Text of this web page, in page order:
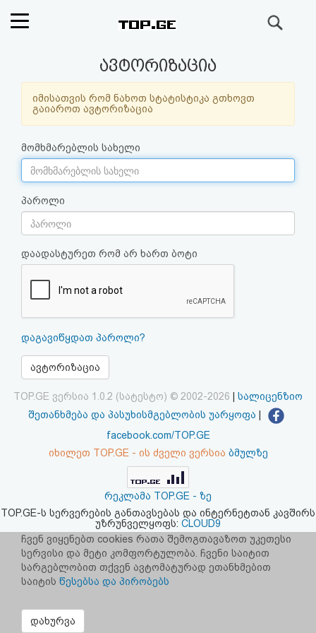
ფოსტა
კითხვა-
პასუხი
ავტორიზაცია
რეგისტრაცია
პაროლის
HTML
კოდი
შეთანხმება
პასუხისმგებლობის
უარყოფა
ავტორიზაცია
იმისათვის რომ ნახოთ სტატისტიკა გთხოვთ
გაიაროთ ავტორიზაცია
მომხმარებლის სახელი
პაროლი
დაადასტურეთ რომ არ ხართ ბოტი
დაგავიწყდათ პაროლი?
ავტორიზაცია
TOP.GE ვერსია 1.0.2 (სატესტო) © 2002-2026
სალიცენზიო
შეთანხმება და პასუხისმგებლობის უარყოფა
facebook.com/TOP.GE
იხილეთ TOP.GE - ის ძველი ვერსია ბმულზე
რეკლამა TOP.GE - ზე
TOP.GE-ს სერვერების განთავსებას და ინტერნეტთან კავშირს
უზრუნველყოფს: CLOUD9
ჩვენ ვიყენებთ cookies რათა შემოგთავაზოთ უკეთესი
სერვისი და მეტი კომფორტულობა. ჩვენი საიტით
სარგებლობით თქვენ ავტომატურად ეთანხმებით
საიტის წესებსა და პირობებს
დახურვა